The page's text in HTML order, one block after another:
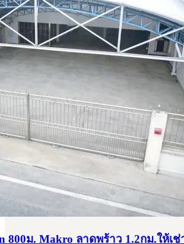
800ม. Makro ลาดพร้าว 1.2กม.ให้